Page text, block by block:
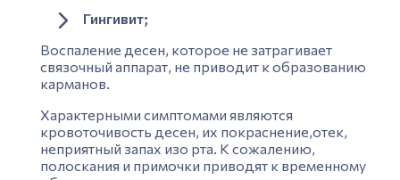
Гингивит;
Воспаление десен, которое не затрагивает
связочный аппарат, не приводит к образованию
карманов.
Характерными симптомами являются
кровоточивость десен, их покраснение,отек,
неприятный запах изо рта. К сожалению,
полоскания и примочки приводят к временному